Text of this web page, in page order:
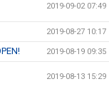
2019-09-02 07:49
2019-08-27 10:17
2019-08-19 09:35
2019-08-13 15:29